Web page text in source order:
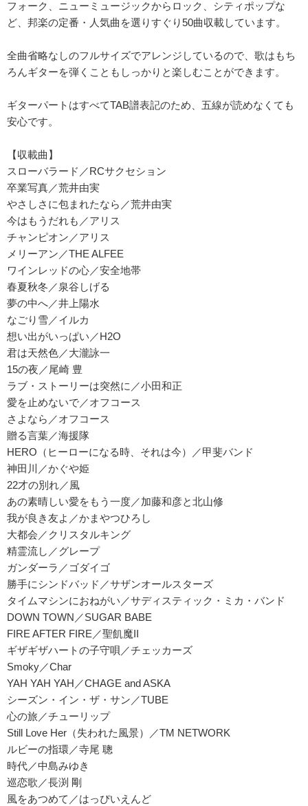
フォーク、ニューミュージックからロック、シティポップな
ど、邦楽の定番・人気曲を選りすぐり50曲収載しています。
全曲省略なしのフルサイズでアレンジしているので、歌はもち
ろんギターを弾くこともしっかりと楽しむことができます。
ギターパートはすべてTAB譜表記のため、五線が読めなくても
安心です。
【収載曲】
スローバラード／RCサクセション
卒業写真／荒井由実
やさしさに包まれたなら／荒井由実
今はもうだれも／アリス
チャンピオン／アリス
メリーアン／THE ALFEE
ワインレッドの心／安全地帯
春夏秋冬／泉谷しげる
夢の中へ／井上陽水
なごり雪／イルカ
想い出がいっぱい／H2O
君は天然色／大瀧詠一
15の夜／尾崎 豊
ラブ・ストーリーは突然に／小田和正
愛を止めないで／オフコース
さよなら／オフコース
贈る言葉／海援隊
HERO（ヒーローになる時、それは今）／甲斐バンド
神田川／かぐや姫
22才の別れ／風
あの素晴しい愛をもう一度／加藤和彦と北山修
我が良き友よ／かまやつひろし
大都会／クリスタルキング
精霊流し／グレープ
ガンダーラ／ゴダイゴ
勝手にシンドバッド／サザンオールスターズ
タイムマシンにおねがい／サディスティック・ミカ・バンド
DOWN TOWN／SUGAR BABE
FIRE AFTER FIRE／聖飢魔II
ギザギザハートの子守唄／チェッカーズ
Smoky／Char
YAH YAH YAH／CHAGE and ASKA
シーズン・イン・ザ・サン／TUBE
心の旅／チューリップ
Still Love Her（失われた風景）／TM NETWORK
ルビーの指環／寺尾 聰
時代／中島みゆき
巡恋歌／長渕 剛
風をあつめて／はっぴいえんど